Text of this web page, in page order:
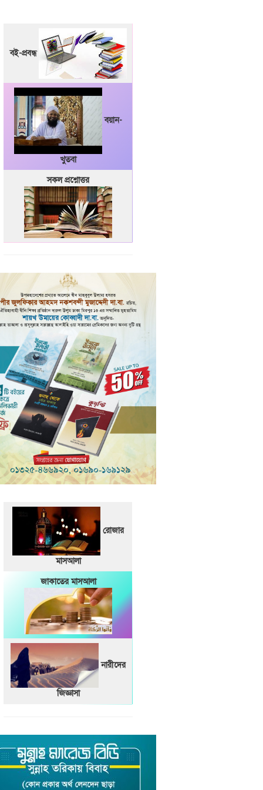
বই-প্রবন্ধ
বয়ান-
খুতবা
সকল প্রশ্নোত্তর
রোজার
মাসআলা
জাকাতের মাসআলা
নারীদের
জিজ্ঞাসা